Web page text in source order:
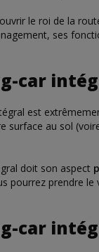
le roi de la
ses
car
est
surface au sol
doit son aspect
pourrez prendre le
car